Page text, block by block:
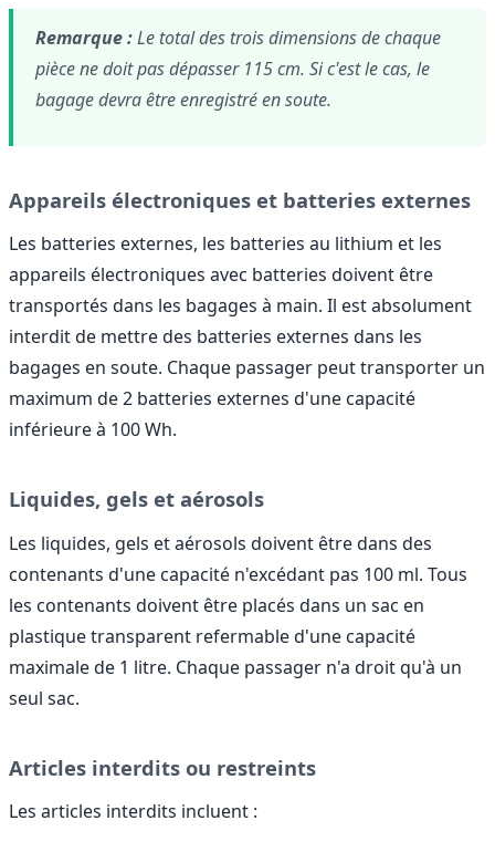
Remarque :Le total des trois dimensions de chaque
pièce ne doit pas dépasser 115 cm. Si c'est le cas, le
bagage devra être enregistré en soute.
Appareils électroniques et batteries externes
Les batteries externes, les batteries au lithium et les
appareils électroniques avec batteries doivent être
transportés dans les bagages à main. Il est absolument
interdit de mettre des batteries externes dans les
bagages en soute. Chaque passager peut transporter un
maximum de 2 batteries externes d'une capacité
inférieure à 100 Wh.
Liquides, gels et aérosols
Les liquides, gels et aérosols doivent être dans des
contenants d'une capacité n'excédant pas 100 ml. Tous
les contenants doivent être placés dans un sac en
plastique transparent refermable d'une capacité
maximale de 1 litre. Chaque passager n'a droit qu'à un
seul sac.
Articles interdits ou restreints
Les articles interdits incluent :